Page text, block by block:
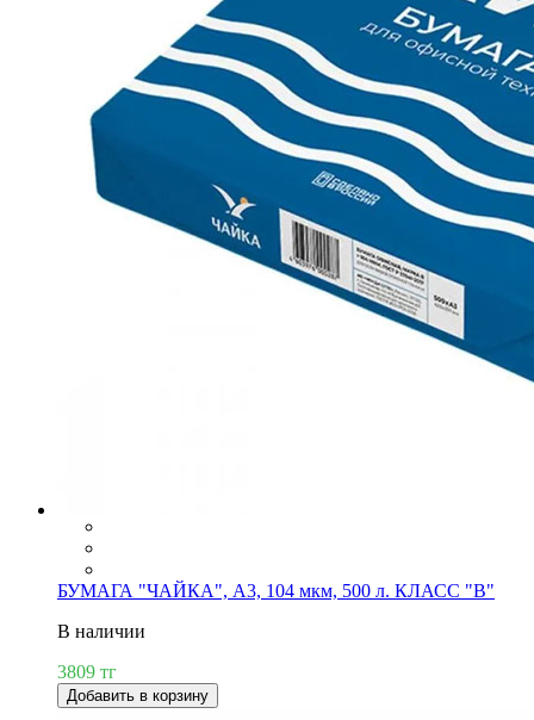
БУМАГА "ЧАЙКА", А3, 104 мкм, 500 л. КЛАСС "В"
В наличии
3809 тг
Добавить в корзину